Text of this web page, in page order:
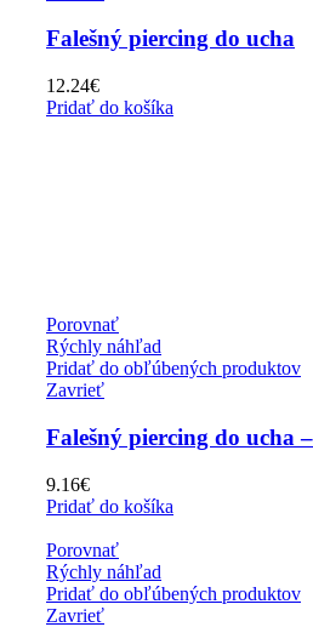
Falešný piercing do ucha
12.24€
Pridať do košíka
Porovnať
Rýchly náhľad
Pridať do obľúbených produktov
Zavrieť
Falešný piercing do ucha
9.16€
Pridať do košíka
Porovnať
Rýchly náhľad
Pridať do obľúbených produktov
Zavrieť